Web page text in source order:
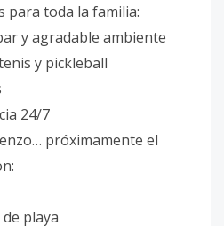
para toda la familia:
y agradable ambiente
y pickleball
24/7
próximamente el
playa